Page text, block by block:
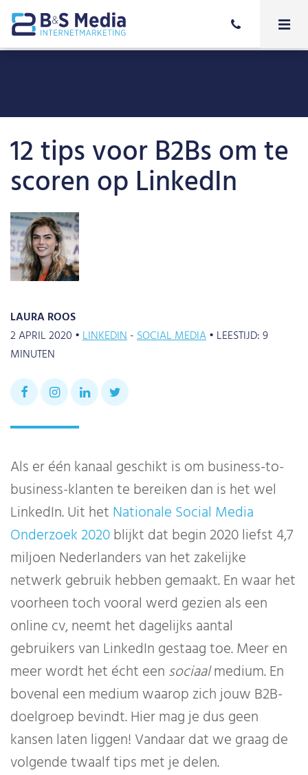
12 tips voor B2Bs om te
scoren op LinkedIn
LAURA ROOS
2 APRIL 2020 •LINKEDIN SOCIAL MEDIA• LEESTIJD:9
MINUTEN
Als er één kanaal geschikt is om business-to-
business-klanten te bereiken dan is het wel
LinkedIn. Uit het Nationale Social Media
Onderzoek 2020blijkt dat begin 2020 liefst 4,7
miljoen Nederlanders van het zakelijke
netwerk gebruik hebben gemaakt. En waar het
voorheen toch vooral werd gezien als een
online cv, neemt het dagelijks aantal
gebruikers van LinkedIn gestaag toe. Meer en
meer wordt het écht een sociaalmedium. En
bovenal een medium waarop zich jouw B2B-
doelgroep bevindt. Hier mag je dus geen
kansen laten liggen! Vandaar dat we graag de
volgende twaalf tips met je delen.